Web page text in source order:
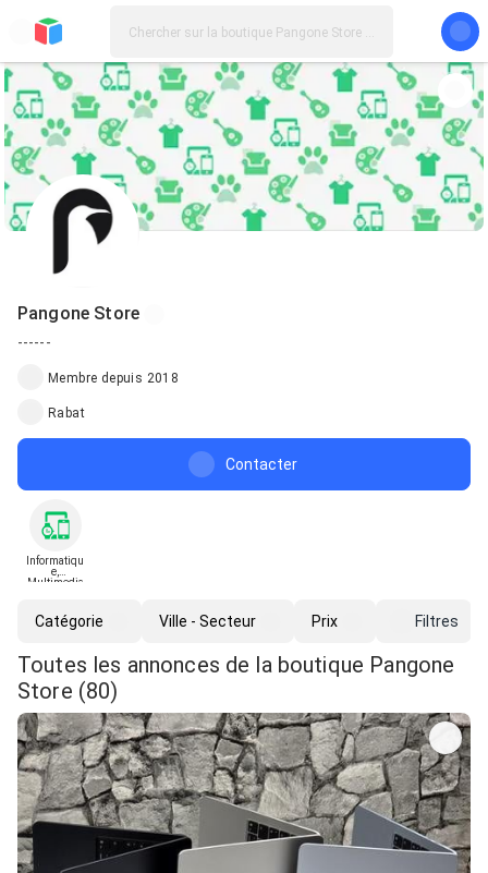
Pangone Store
------
Membre depuis 2018
Rabat
Contacter
Informatiqu
e,
Multimedia
Catégorie Ville - Secteur Prix Filtres
Toutes les annonces de la boutique Pangone
Store (80)